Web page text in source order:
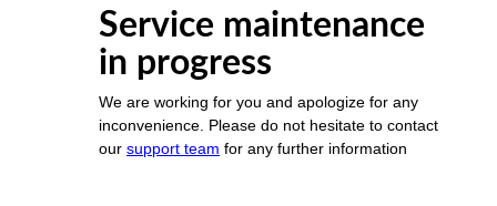
Service maintenance
in progress
We are working for you and apologize for any
inconvenience. Please do not hesitate to contact
our support team for any further information